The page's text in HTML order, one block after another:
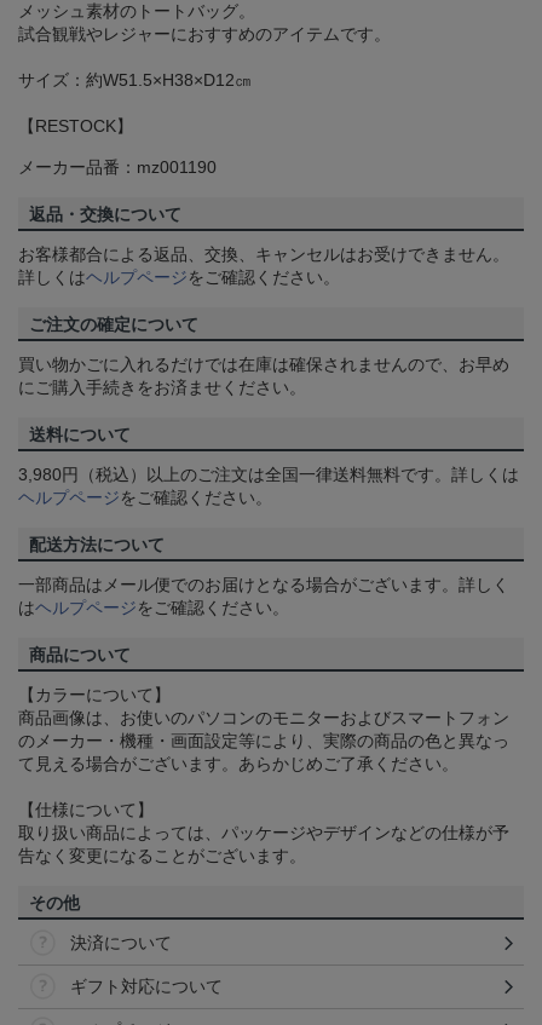
メッシュ素材のトートバッグ。
試合観戦やレジャーにおすすめのアイテムです。
サイズ：約W51.5×H38×D12㎝
【RESTOCK】
メーカー品番：mz001190
返品・交換について
お客様都合による返品、交換、キャンセルはお受けできません。
詳しくはヘルプページをご確認ください。
ご注文の確定について
買い物かごに入れるだけでは在庫は確保されませんので、お早め
にご購入手続きをお済ませください。
送料について
3,980円（税込）以上のご注文は全国一律送料無料です。詳しくは
ヘルプページをご確認ください。
配送方法について
一部商品はメール便でのお届けとなる場合がございます。詳しく
はヘルプページをご確認ください。
商品について
【カラーについて】
商品画像は、お使いのパソコンのモニターおよびスマートフォン
のメーカー・機種・画面設定等により、実際の商品の色と異なっ
て見える場合がございます。あらかじめご了承ください。
【仕様について】
取り扱い商品によっては、パッケージやデザインなどの仕様が予
告なく変更になることがございます。
その他
決済について
ギフト対応について